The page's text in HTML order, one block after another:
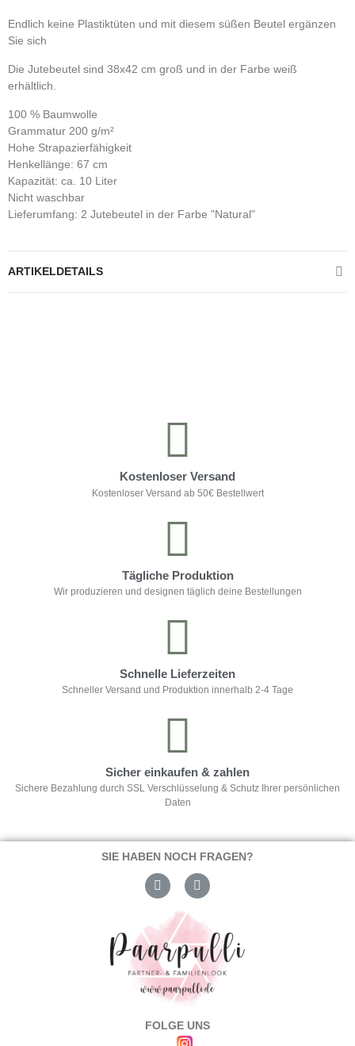
Endlich keine Plastiktüten und mit diesem süßen Beutel ergänzen
Sie sich
Die Jutebeutel sind 38x42 cm groß und in der Farbe weiß
erhältlich.
100 % Baumwolle
Grammatur 200 g/m²
Hohe Strapazierfähigkeit
Henkellänge: 67 cm
Kapazität: ca. 10 Liter
Nicht waschbar
Lieferumfang: 2 Jutebeutel in der Farbe "Natural"
ARTIKELDETAILS
Kostenloser Versand
Kostenloser Versand ab 50€ Bestellwert
Tägliche Produktion
Wir produzieren und designen täglich deine Bestellungen
Schnelle Lieferzeiten
Schneller Versand und Produktion innerhalb 2-4 Tage
Sicher einkaufen & zahlen
Sichere Bezahlung durch SSL Verschlüsselung & Schutz Ihrer persönlichen
Daten
SIE HABEN NOCH FRAGEN?
FOLGE UNS